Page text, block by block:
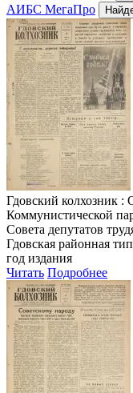
АИБС МегаПро
Гдовский колхозник :
Коммунистической
Совета депутатов
Гдовская районная
год издания
Читать Подробнее